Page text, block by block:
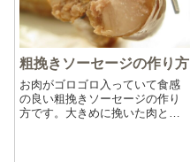
粗挽きソーセージの作り方
お肉がゴロゴロ入っていて食感
の良い粗挽きソーセージの作り
方です。大きめに挽いた肉と背